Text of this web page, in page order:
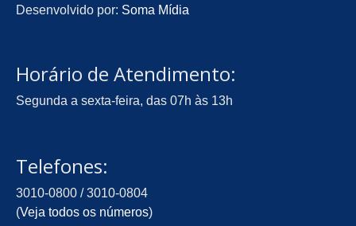
Desenvolvido por: Soma Mídia
Horário de Atendimento:
Segunda a sexta-feira, das 07h às 13h
Telefones:
3010-0800 / 3010-0804
(Veja todos os números)